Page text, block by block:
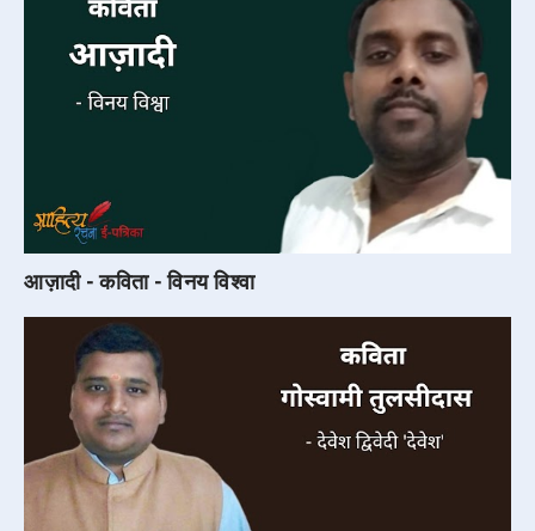
आज़ादी - कविता - विनय विश्वा